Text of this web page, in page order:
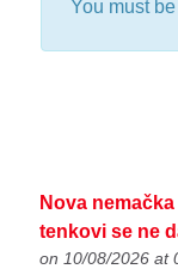
You must be
Nova
tenkovi se ne
on 10/08/2026 at